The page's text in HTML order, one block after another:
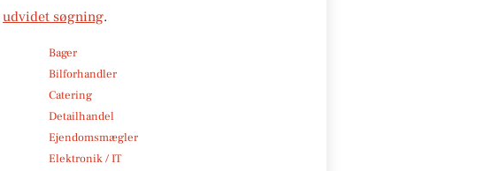
udvidet søgning.
Bager
Bilforhandler
Catering
Detailhandel
Ejendomsmægler
Elektronik / IT